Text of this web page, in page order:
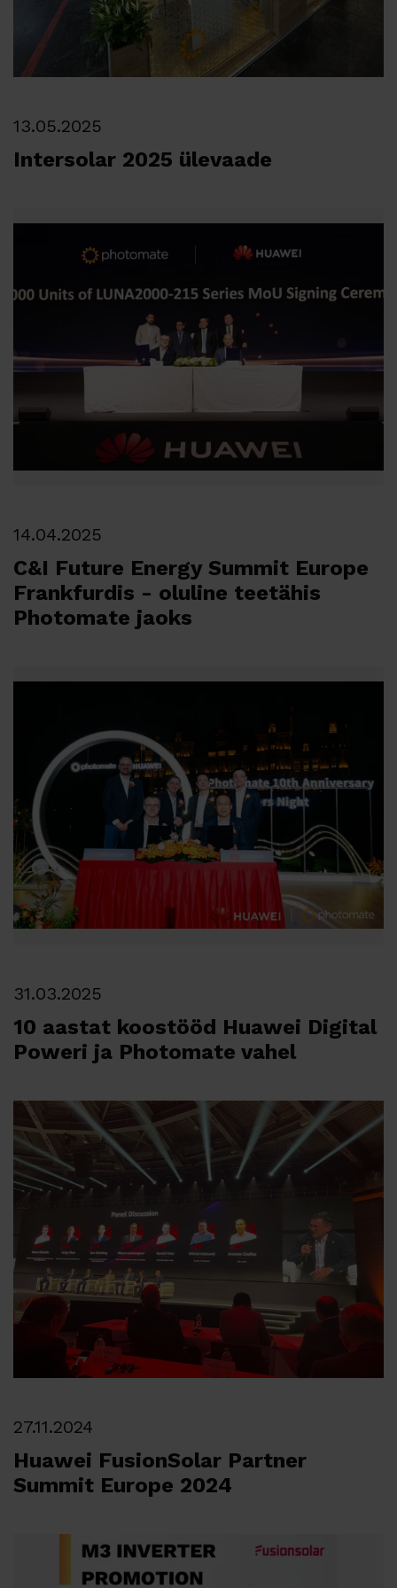
13.05.2025
Intersolar 2025 ülevaade
14.04.2025
C&I Future Energy Summit Europe
Frankfurdis - oluline teetähis
Photomate jaoks
31.03.2025
10 aastat koostööd Huawei Digital
Poweri ja Photomate vahel
27.11.2024
Huawei FusionSolar Partner
Summit Europe 2024
Uudised
Partnerid
Partner Programm
Kohalikud Partnerid